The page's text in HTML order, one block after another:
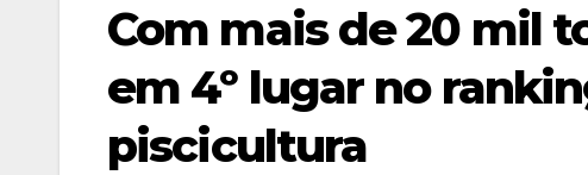
Com mais de 20 mil
em 4º lugar no
piscicultura